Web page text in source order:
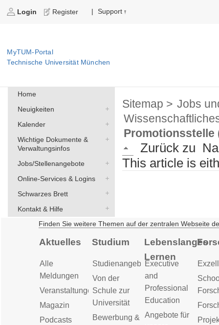
Login Register | Support
MyTUM-Portal
Technische Universität München
Home
Neuigkeiten
Kalender
Wichtige Dokumente &
Verwaltungsinfos
Jobs/Stellenangebote
Online-Services & Logins
Schwarzes Brett
Kontakt & Hilfe
Sitemap > Jobs
Promotionsstelle
Zurück zu
This article is
Finden Sie weitere Themen auf der zentralen Webseite
Aktuelles
Alle
Meldungen
Veranstaltungen
Magazin
Podcasts
Studium
Studienangebot
Von der
Schule zur
Universität
Bewerbung &
Lebenslanges
Lernen
Executive
and
Professional
Education
Angebote für